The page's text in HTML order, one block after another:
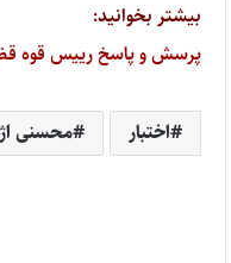
بیشتر بخوانید:
پرسش و پاسخ رییس قوه
اختبار محسنی